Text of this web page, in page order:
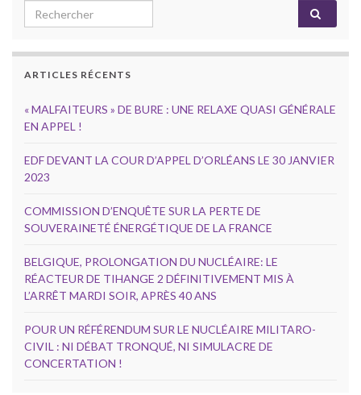
Search for:
ARTICLES RÉCENTS
« MALFAITEURS » DE BURE : UNE RELAXE QUASI GÉNÉRALE
EN APPEL !
EDF DEVANT LA COUR D’APPEL D’ORLÉANS LE 30 JANVIER
2023
COMMISSION D’ENQUÊTE SUR LA PERTE DE
SOUVERAINETÉ ÉNERGÉTIQUE DE LA FRANCE
BELGIQUE, PROLONGATION DU NUCLÉAIRE: LE
RÉACTEUR DE TIHANGE 2 DÉFINITIVEMENT MIS À
L’ARRÊT MARDI SOIR, APRÈS 40 ANS
POUR UN RÉFÉRENDUM SUR LE NUCLÉAIRE MILITARO-
CIVIL : NI DÉBAT TRONQUÉ, NI SIMULACRE DE
CONCERTATION !